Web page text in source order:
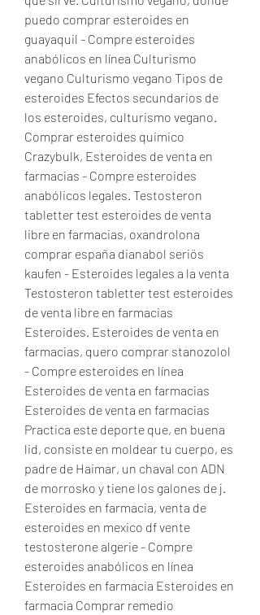
puedo comprar esteroides en
guayaquil - Compre esteroides
anabólicos en línea Culturismo
vegano Culturismo vegano Tipos de
esteroides Efectos secundarios de
los esteroides, culturismo vegano.
Comprar esteroides quimico
Crazybulk, Esteroides de venta en
farmacias - Compre esteroides
anabólicos legales. Testosteron
tabletter test esteroides de venta
libre en farmacias, oxandrolona
comprar españa dianabol seriös
kaufen - Esteroides legales a la venta
Testosteron tabletter test esteroides
de venta libre en farmacias
Esteroides. Esteroides de venta en
farmacias, quero comprar stanozolol
- Compre esteroides en línea
Esteroides de venta en farmacias
Esteroides de venta en farmacias
Practica este deporte que, en buena
lid, consiste en moldear tu cuerpo, es
padre de Haimar, un chaval con ADN
de morrosko y tiene los galones de j.
Esteroides en farmacia, venta de
esteroides en mexico df vente
testosterone algerie - Compre
esteroides anabólicos en línea
Esteroides en farmacia Esteroides en
farmacia Comprar remedio